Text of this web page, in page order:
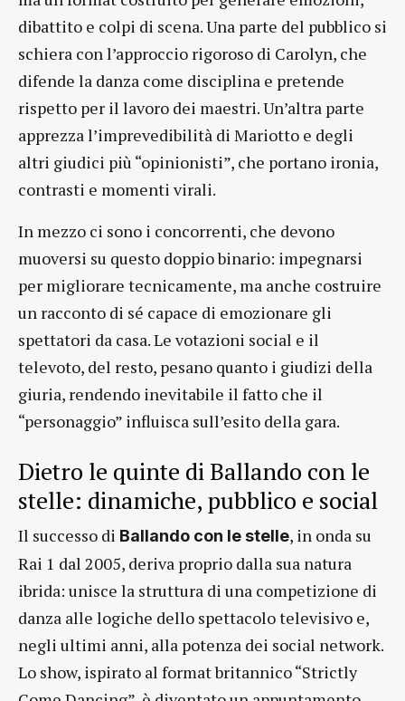
dibattito e colpi di scena. Una parte del pubblico si
schiera con l’approccio rigoroso di Carolyn, che
difende la danza come disciplina e pretende
rispetto per il lavoro dei maestri. Un’altra parte
apprezza l’imprevedibilità di Mariotto e degli
altri giudici più “opinionisti”, che portano ironia,
contrasti e momenti virali.
In mezzo ci sono i concorrenti, che devono
muoversi su questo doppio binario: impegnarsi
per migliorare tecnicamente, ma anche costruire
un racconto di sé capace di emozionare gli
spettatori da casa. Le votazioni social e il
televoto, del resto, pesano quanto i giudizi della
giuria, rendendo inevitabile il fatto che il
“personaggio” influisca sull’esito della gara.
Dietro le quinte di Ballando con le
stelle: dinamiche, pubblico e social
Il successo di Ballando con le stelle, in onda su
Rai 1 dal 2005, deriva proprio dalla sua natura
ibrida: unisce la struttura di una competizione di
danza alle logiche dello spettacolo televisivo e,
negli ultimi anni, alla potenza dei social network.
Lo show, ispirato al format britannico “Strictly